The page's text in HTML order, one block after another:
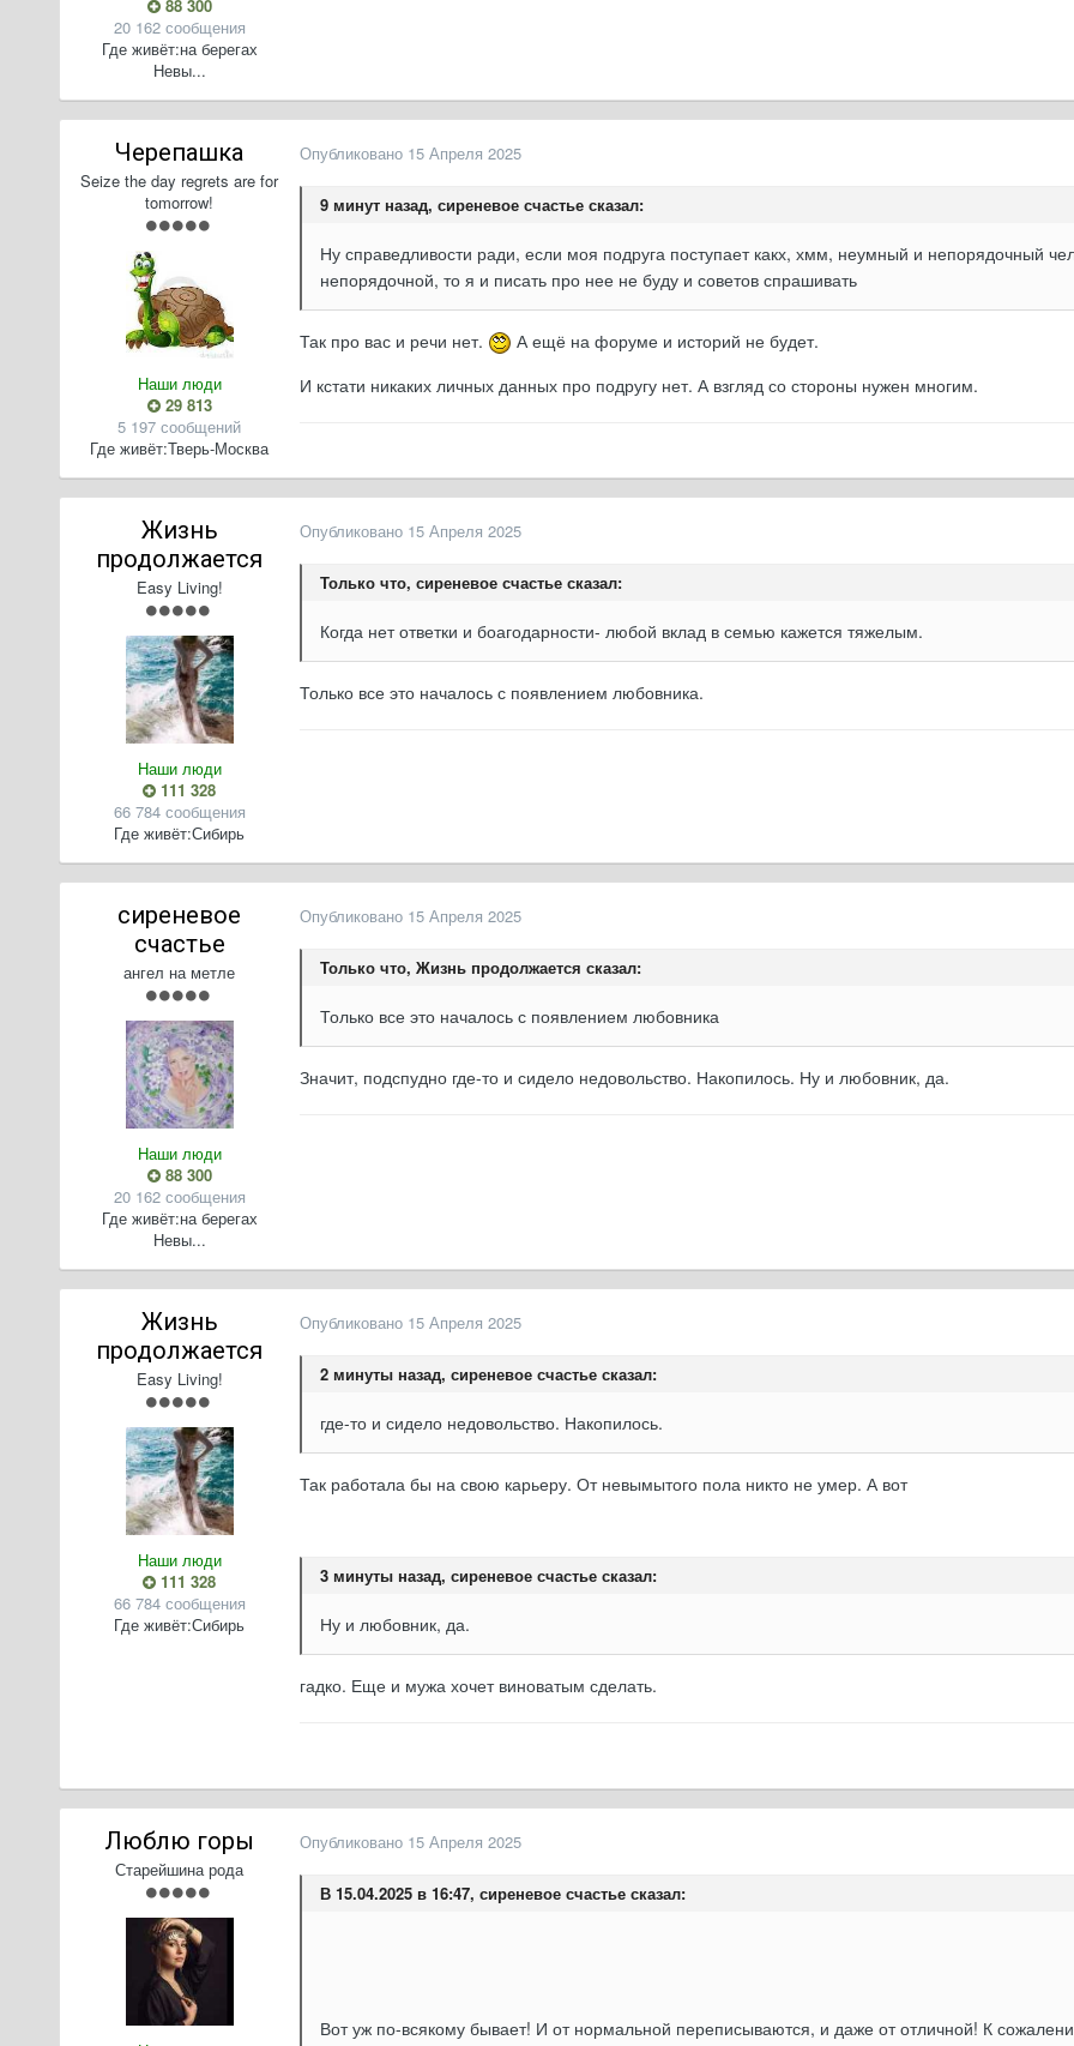
88 300
20 162 сообщения
Где живёт:на берегах
Невы...
Черепашка
Seize the day regrets are for
tomorrow!
Наши люди
29 813
5 197 сообщений
Где живёт:Тверь-Москва
Опубликовано 15 Апреля 2025
9 минут назад, сиреневое счастье сказал:
Ну справедливости ради, если моя подруга поступает какх, хмм, неумный и непорядочный
непорядочной, то я и писать про нее не буду и советов спрашивать
Так про вас и речи нет.
А ещё на форуме и историй не будет.
И кстати никаких личных данных про подругу нет. А взгляд со стороны нужен многим.
Жизнь
продолжается
Easy Living!
Наши люди
111 328
66 784 сообщения
Где живёт:Сибирь
Опубликовано 15 Апреля 2025
Только что, сиреневое счастье сказал:
Когда нет ответки и боагодарности- любой вклад в семью кажется тяжелым.
Только все это началось с появлением любовника.
сиреневое
счастье
ангел на метле
Наши люди
88 300
20 162 сообщения
Где живёт:на берегах
Невы...
Опубликовано 15 Апреля 2025
Только что, Жизнь продолжается сказал:
Только все это началось с появлением любовника
Значит, подспудно где-то и сидело недовольство. Накопилось. Ну и любовник, да.
Жизнь
продолжается
Easy Living!
Наши люди
111 328
66 784 сообщения
Где живёт:Сибирь
Опубликовано 15 Апреля 2025
2 минуты назад, сиреневое счастье сказал:
где-то и сидело недовольство. Накопилось.
Так работала бы на свою карьеру. От невымытого пола никто не умер. А вот
3 минуты назад, сиреневое счастье сказал:
Ну и любовник, да.
гадко. Еще и мужа хочет виноватым сделать.
Люблю горы
Старейшина рода
Опубликовано 15 Апреля 2025
В 15.04.2025 в 16:47, сиреневое счастье сказал:
Вот уж по-всякому бывает! И от нормальной переписываются, и даже от отличной! К